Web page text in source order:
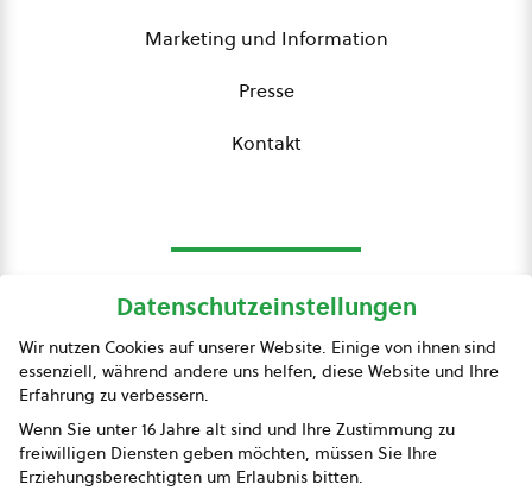
Marketing und Information
Presse
Kontakt
Presse
Impressum
Datenschutz
Datenschutzeinstellungen
Wir nutzen Cookies auf unserer Website. Einige von ihnen sind
essenziell, während andere uns helfen, diese Website und Ihre
Erfahrung zu verbessern.
Wenn Sie unter 16 Jahre alt sind und Ihre Zustimmung zu
freiwilligen Diensten geben möchten, müssen Sie Ihre
Erziehungsberechtigten um Erlaubnis bitten.